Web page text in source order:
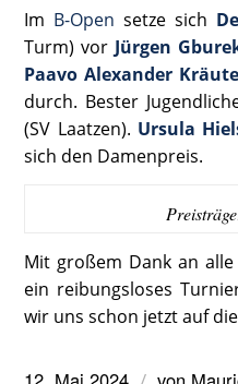
Im B-Open setze sich
Turm) vor Jürgen
Paavo Alexander
durch. Bester
(SV Laatzen). Ursula
sich den Damenpreis.
Mit großem Dank an
ein reibungsloses
wir uns schon jetzt auf